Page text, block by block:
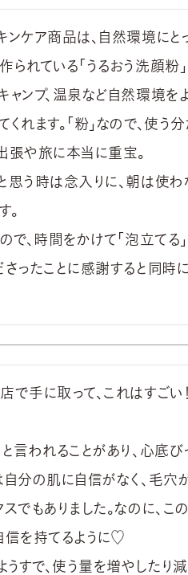
ンケア商品は、自然環境にと
られている「うるおう洗顔粉
ャンプ、温泉など自然環境を
れます。「粉」なので、使う
張や旅に本当に重宝。
思う時は念入りに、朝は使わ
。
ので、時間をかけて「泡立てる
さったことに感謝すると同時
で手に取って、これはすごい
言われることがあり、心底び
自分の肌に自信がなく、毛穴
スでもありました。なのに、こ
信を持てるように♡
すで、使う量を増やしたり減